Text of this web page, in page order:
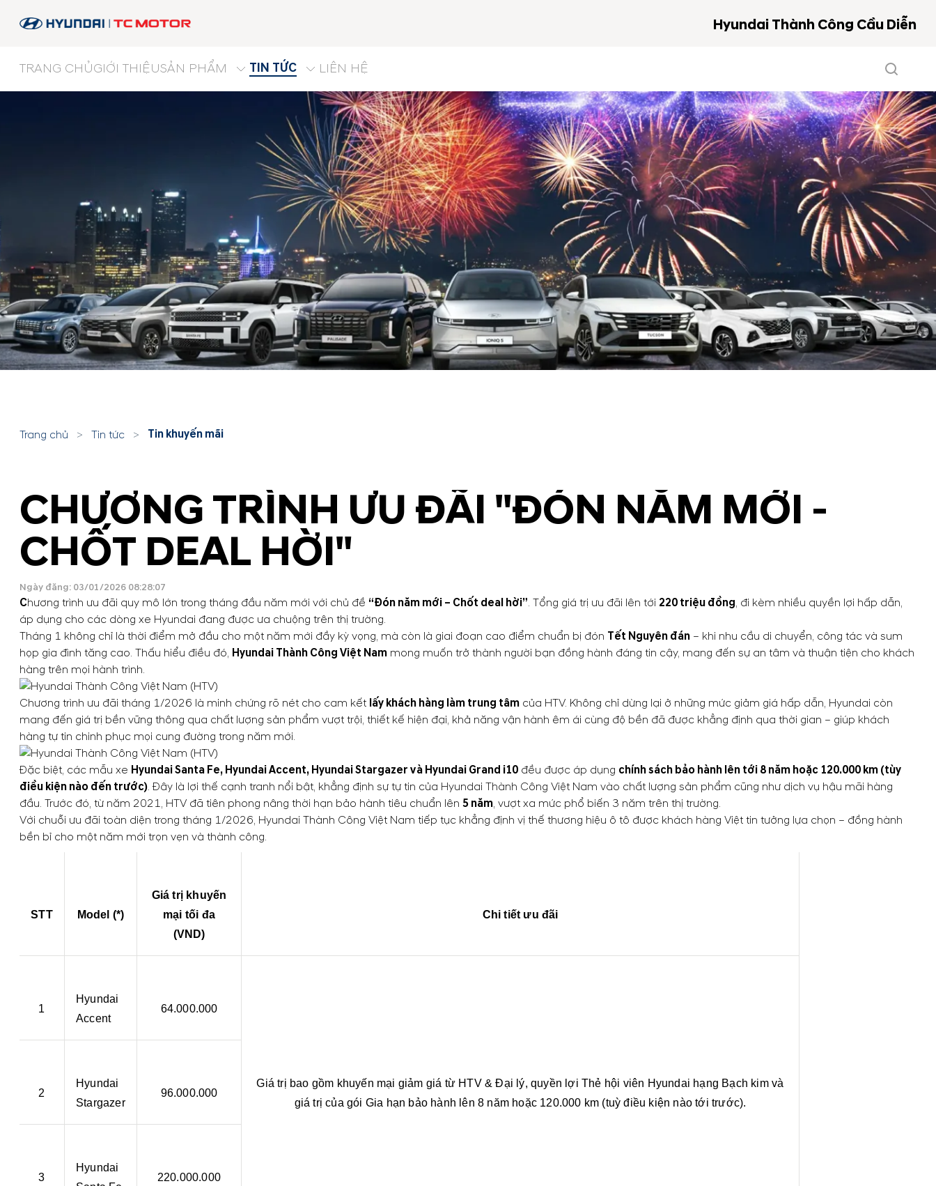
Hyundai Thành Công Cầu Diễn
TRANG CHỦGIỚI THIỆUSẢN PHẨM TIN TỨC LIÊN HỆ
Trang chủ > Tin tức > Tin khuyến mãi
CHƯƠNG TRÌNH ƯU ĐÃI "ĐÓN NĂM MỚI -
CHỐT DEAL HỜI"
Ngày đăng: 03/01/2026 08:28:07
Chương trình ưu đãi quy mô lớn trong tháng đầu năm mới với chủ đề “Đón năm mới – Chốt deal hời”. Tổng giá trị ưu đãi lên tới 220 triệu đồng, đi kèm nhiều quyền lợi hấp dẫn,
áp dụng cho các dòng xe Hyundai đang được ưa chuộng trên thị trường.
Tháng 1 không chỉ là thời điểm mở đầu cho một năm mới đầy kỳ vọng, mà còn là giai đoạn cao điểm chuẩn bị đón Tết Nguyên đán – khi nhu cầu di chuyển, công tác và sum
họp gia đình tăng cao. Thấu hiểu điều đó, Hyundai Thành Công Việt Nam mong muốn trở thành người bạn đồng hành đáng tin cậy, mang đến sự an tâm và thuận tiện cho khách
hàng trên mọi hành trình.
Chương trình ưu đãi tháng 1/2026 là minh chứng rõ nét cho cam kết lấy khách hàng làm trung tâm của HTV. Không chỉ dừng lại ở những mức giảm giá hấp dẫn, Hyundai còn
mang đến giá trị bền vững thông qua chất lượng sản phẩm vượt trội, thiết kế hiện đại, khả năng vận hành êm ái cùng độ bền đã được khẳng định qua thời gian – giúp khách
hàng tự tin chinh phục mọi cung đường trong năm mới.
Đặc biệt, các mẫu xe Hyundai Santa Fe, Hyundai Accent, Hyundai Stargazer và Hyundai Grand i10 đều được áp dụng chính sách bảo hành lên tới 8 năm hoặc 120.000 km (tùy
điều kiện nào đến trước). Đây là lợi thế cạnh tranh nổi bật, khẳng định sự tự tin của Hyundai Thành Công Việt Nam vào chất lượng sản phẩm cũng như dịch vụ hậu mãi hàng
đầu. Trước đó, từ năm 2021, HTV đã tiên phong nâng thời hạn bảo hành tiêu chuẩn lên 5 năm, vượt xa mức phổ biến 3 năm trên thị trường.
Với chuỗi ưu đãi toàn diện trong tháng 1/2026, Hyundai Thành Công Việt Nam tiếp tục khẳng định vị thế thương hiệu ô tô được khách hàng Việt tin tưởng lựa chọn – đồng hành
bền bỉ cho một năm mới trọn vẹn và thành công.
STT Model (*)
Giá trị khuyến
mại tối đa
(VND)
Chi tiết ưu đãi
1
Hyundai
Accent
64.000.000
Giá trị bao gồm khuyến mại giảm giá từ HTV & Đại lý, quyền lợi Thẻ hội viên Hyundai hạng Bạch kim và
giá trị của gói Gia hạn bảo hành lên 8 năm hoặc 120.000 km (tuỳ điều kiện nào tới trước).
2
Hyundai
Stargazer
96.000.000
3
Hyundai
220.000.000